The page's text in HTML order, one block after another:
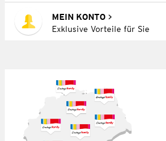
MEIN KONTO
Exklusive Vorteile für Sie